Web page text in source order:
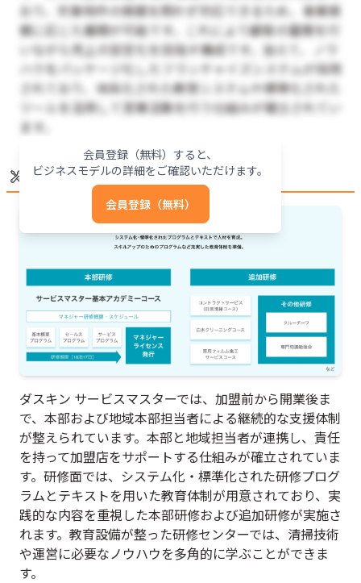
おり、対象物件の規模を問わず対応できるため、事業規
模に応じた展開が可能です。これにより顧客の蓄積を行
いながら売上の安定化を目指す構成です。加えて、ノウ
ハウをパッケージ化したフランチャイズシステムが採用
されており、体系化された教育システムや標準化された
ツールを活用して営業活動を行う仕組みが確立されてい
ます。
会員登録（無料）すると、
ビジネスモデルの詳細をご確認いただけます。
会員登録（無料）
運営・トレーニング
ダスキン サービスマスターでは、加盟前から開業後ま
で、本部および地域本部担当者による継続的な支援体制
が整えられています。本部と地域担当者が連携し、責任
を持って加盟店をサポートする仕組みが確立されていま
す。研修面では、システム化・標準化された研修プログ
ラムとテキストを用いた教育体制が用意されており、実
践的な内容を重視した本部研修および追加研修が実施さ
れます。教育設備が整った研修センターでは、清掃技術
や運営に必要なノウハウを多角的に学ぶことができま
す。